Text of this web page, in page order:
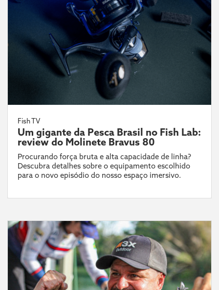
Fish TV
Um gigante da Pesca Brasil no Fish Lab:
review do Molinete Bravus 80
Procurando força bruta e alta capacidade de linha?
Descubra detalhes sobre o equipamento escolhido
para o novo episódio do nosso espaço imersivo.